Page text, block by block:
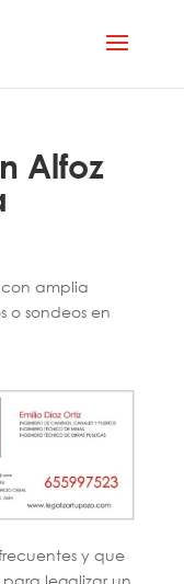
Alfoz
amplia
o sondeos en
y que